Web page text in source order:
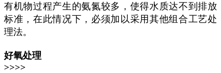
有机物过程产生的氨氮较多，使得水质达不到排放
标准，在此情况下，必须加以采用其他组合工艺处
理法。
好氧处理
>>>>